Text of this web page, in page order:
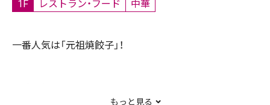
1F レストラン・フード 中華
一番人気は「元祖焼餃子」！
もっと見る